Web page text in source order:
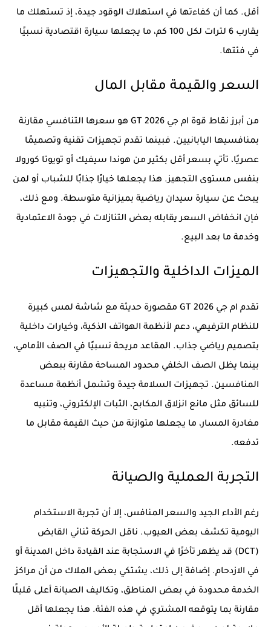
أقل. كما أن كفاءتها في استهلاك الوقود جيدة، إذ تستهلك ما
يقارب 6 لترات لكل 100 كم، ما يجعلها سيارة اقتصادية نسبيًا
في فئتها.
السعر والقيمة مقابل المال
من أبرز نقاط قوة ام جي GT 2026 هو سعرها التنافسي مقارنة
بمنافسيها اليابانيين. فبينما تقدم تجهيزات تقنية وتصميمًا
عصريًا، تأتي بسعر أقل بكثير من هوندا سيفيك أو تويوتا كورولا
بنفس مستوى التجهيز. هذا يجعلها خيارًا جذابًا للشباب أو لمن
يبحث عن سيارة سيدان رياضية بميزانية متوسطة. ومع ذلك،
فإن انخفاض السعر يقابله بعض التنازلات في جودة الاعتمادية
وخدمة ما بعد البيع.
الميزات الداخلية والتجهيزات
تقدم ام جي GT 2026 مقصورة حديثة مع شاشة لمس كبيرة
للنظام الترفيهي، دعم لأنظمة الهواتف الذكية، وخيارات داخلية
بتصميم رياضي جذاب. المقاعد مريحة نسبيًا في الصف الأمامي،
بينما يظل الصف الخلفي محدود المساحة مقارنة ببعض
المنافسين. تجهيزات السلامة جيدة وتشمل أنظمة مساعدة
للسائق مثل مانع انزلاق المكابح، الثبات الإلكتروني، وتنبيه
مغادرة المسار، ما يجعلها متوازنة من حيث القيمة مقابل ما
تدفعه.
التجربة العملية والصيانة
رغم الأداء الجيد والسعر المنافس، إلا أن تجربة الاستخدام
اليومية تكشف بعض العيوب. ناقل الحركة ثنائي القابض
(DCT) قد يظهر تأخرًا في الاستجابة عند القيادة داخل المدينة أو
في الازدحام. إضافة إلى ذلك، يشتكي بعض الملاك من أن مراكز
الخدمة محدودة في بعض المناطق، وتكاليف الصيانة أعلى قليلًا
مقارنة بما يتوقعه المشتري في هذه الفئة. هذا يجعلها أقل